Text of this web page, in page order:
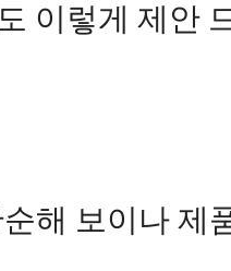
이렇게 제안
순해 보이나 제